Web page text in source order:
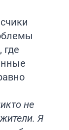
не
Я